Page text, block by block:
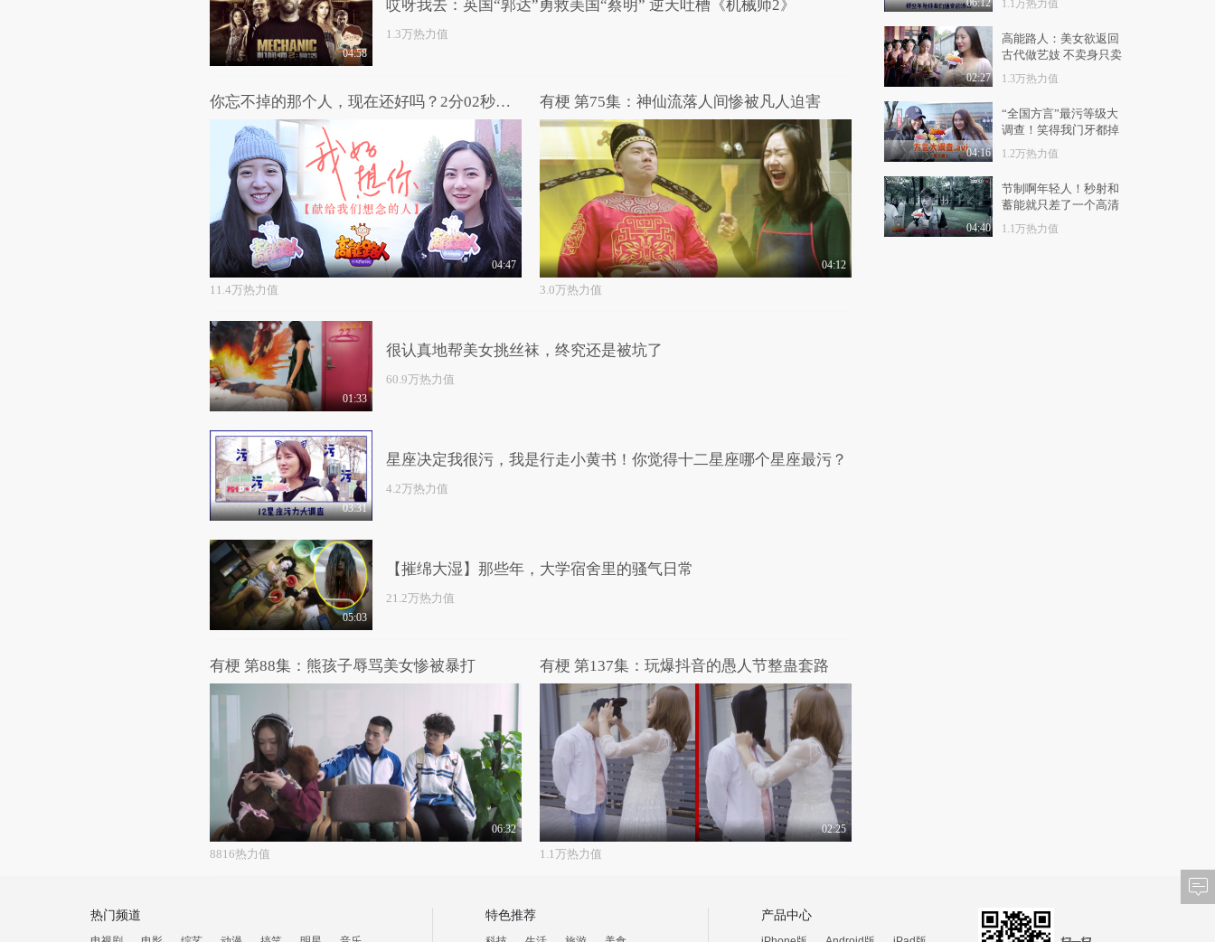
04:15
书
05:36
北京大学： 撒贝宁靠
唱歌保送北大？
04:09
潘粤明:忘不掉北师大
的摄影课
06:12 1.1万热力值
02:27
高能路人：美女欲返回
古代做艺妓 不卖身只卖
艺
1.3万热力值
04:16
“全国方言”最污等级大
调查！笑得我门牙都掉
了！
1.2万热力值
04:40
节制啊年轻人！秒射和
蓄能就只差了一个高清
马赛克的距离！
1.1万热力值
04:58
哎呀我去：英国“郭达”勇救美国“蔡明” 逆天吐槽《机械师2》
1.3万热力值
你忘不掉的那个人，现在还好吗？2分02秒眼眶湿了，致我们最想念的那个人...
04:47
11.4万热力值
有梗 第75集：神仙流落人间惨被凡人迫害
04:12
3.0万热力值
01:33
很认真地帮美女挑丝袜，终究还是被坑了
60.9万热力值
03:31
星座决定我很污，我是行走小黄书！你觉得十二星座哪个星座最污？
4.2万热力值
05:03
【摧绵大湿】那些年，大学宿舍里的骚气日常
21.2万热力值
有梗 第88集：熊孩子辱骂美女惨被暴打
06:32
8816热力值
有梗 第137集：玩爆抖音的愚人节整蛊套路
02:25
1.1万热力值
热门频道 特色推荐 产品中心